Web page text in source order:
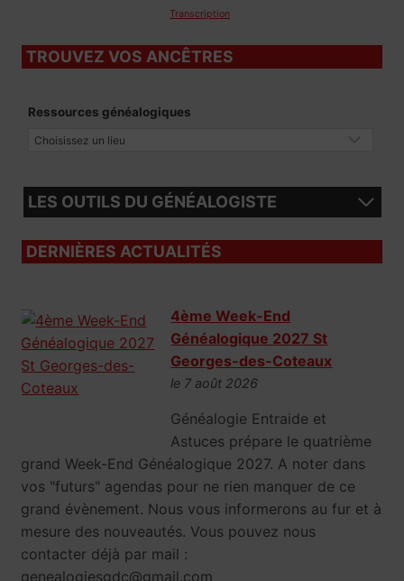
Transcription
TROUVEZ VOS ANCÊTRES
Ressources généalogiques
LES OUTILS DU GÉNÉALOGISTE
DERNIÈRES ACTUALITÉS
4ème Week-End
Généalogique 2027 St
Georges-des-Coteaux
le 7 août 2026
Généalogie Entraide et
Astuces prépare le quatrième
grand Week-End Généalogique 2027. A noter dans
vos "futurs" agendas pour ne rien manquer de ce
grand évènement. Nous vous informerons au fur et à
mesure des nouveautés. Vous pouvez nous
contacter déjà par mail :
genealogiesgdc@gmail.com